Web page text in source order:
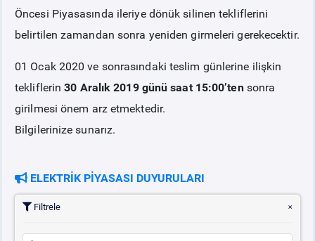
Öncesi Piyasasında ileriye dönük silinen tekliflerini
belirtilen zamandan sonra yeniden girmeleri gerekecektir.
01 Ocak 2020 ve sonrasındaki teslim günlerine ilişkin
tekliflerin30 Aralık 2019 günü saat 15:00’tensonra
girilmesi önem arz etmektedir.
Bilgilerinize sunarız.
ELEKTRİK PİYASASI DUYURULARI
Filtrele